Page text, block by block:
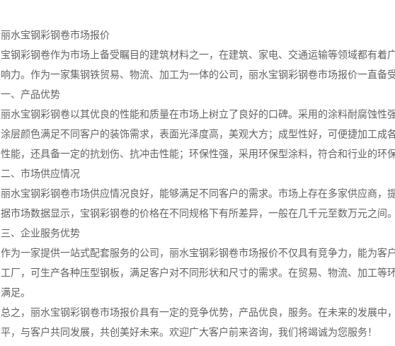
丽水宝钢彩钢卷市场报价
宝钢彩钢卷作为市场上备受瞩目的建筑材料之一，在建筑、家电、交通运输等领域都有
响力。作为一家集钢铁贸易、物流、加工为一体的公司，丽水宝钢彩钢卷市场报价一直备受
一、产品优势
丽水宝钢彩钢卷以其优良的性能和质量在市场上树立了良好的口碑。采用的涂料耐腐蚀
涂层颜色满足不同客户的装饰需求，表面光泽度高，美观大方；成型性好，可便捷加工
性能，还具备一定的抗划伤、抗冲击性能；环保性强，采用环保型涂料，符合和行业的环保
二、市场供应情况
丽水宝钢彩钢卷市场供应情况良好，能够满足不同客户的需求。市场上存在多家供应商
据市场数据显示，宝钢彩钢卷的价格在不同规格下有所差异，一般在几千元至数万元之间
三、企业服务优势
作为一家提供一站式配套服务的公司，丽水宝钢彩钢卷市场报价不仅具有竞争力，能为
工厂，可生产各种压型钢板，满足客户对不同形状和尺寸的需求。在贸易、物流、加工
满足。
总之，丽水宝钢彩钢卷市场报价具有一定的竞争优势，产品优良，服务。在未来的发展
平，与客户共同发展，共创美好未来。欢迎广大客户前来咨询，我们将竭诚为您服务！